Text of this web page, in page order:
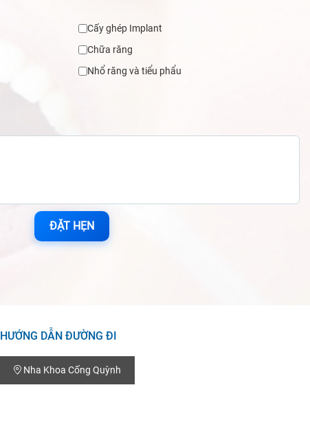
Cấy ghép Implant
Chữa răng
Nhổ răng và tiểu phẩu
ĐẶT HẸN
HƯỚNG DẪN ĐƯỜNG ĐI
Nha Khoa Cống Quỳnh